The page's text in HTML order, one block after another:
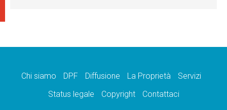
Chi siamo DPF Diffusione La Proprietà
Servizi
Status legale
Copyright Contattaci